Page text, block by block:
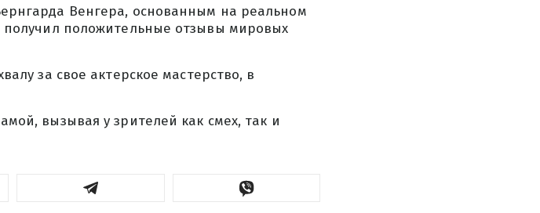
Венгера, основанным на реальном
положительные отзывы мировых
за свое актерское мастерство, в
вызывая у зрителей как смех, так и